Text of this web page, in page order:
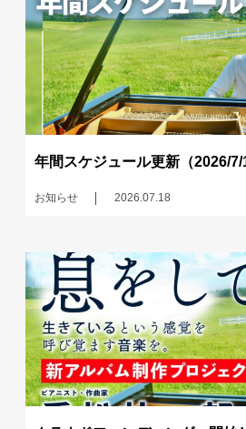
年間スケジュール更新（2026/7/
お知らせ 2026.07.18